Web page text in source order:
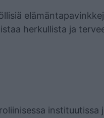
herkullista ja
instituutissa